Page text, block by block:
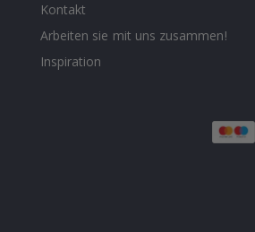
Kontakt
Arbeiten sie mit uns zusammen!
Inspiration